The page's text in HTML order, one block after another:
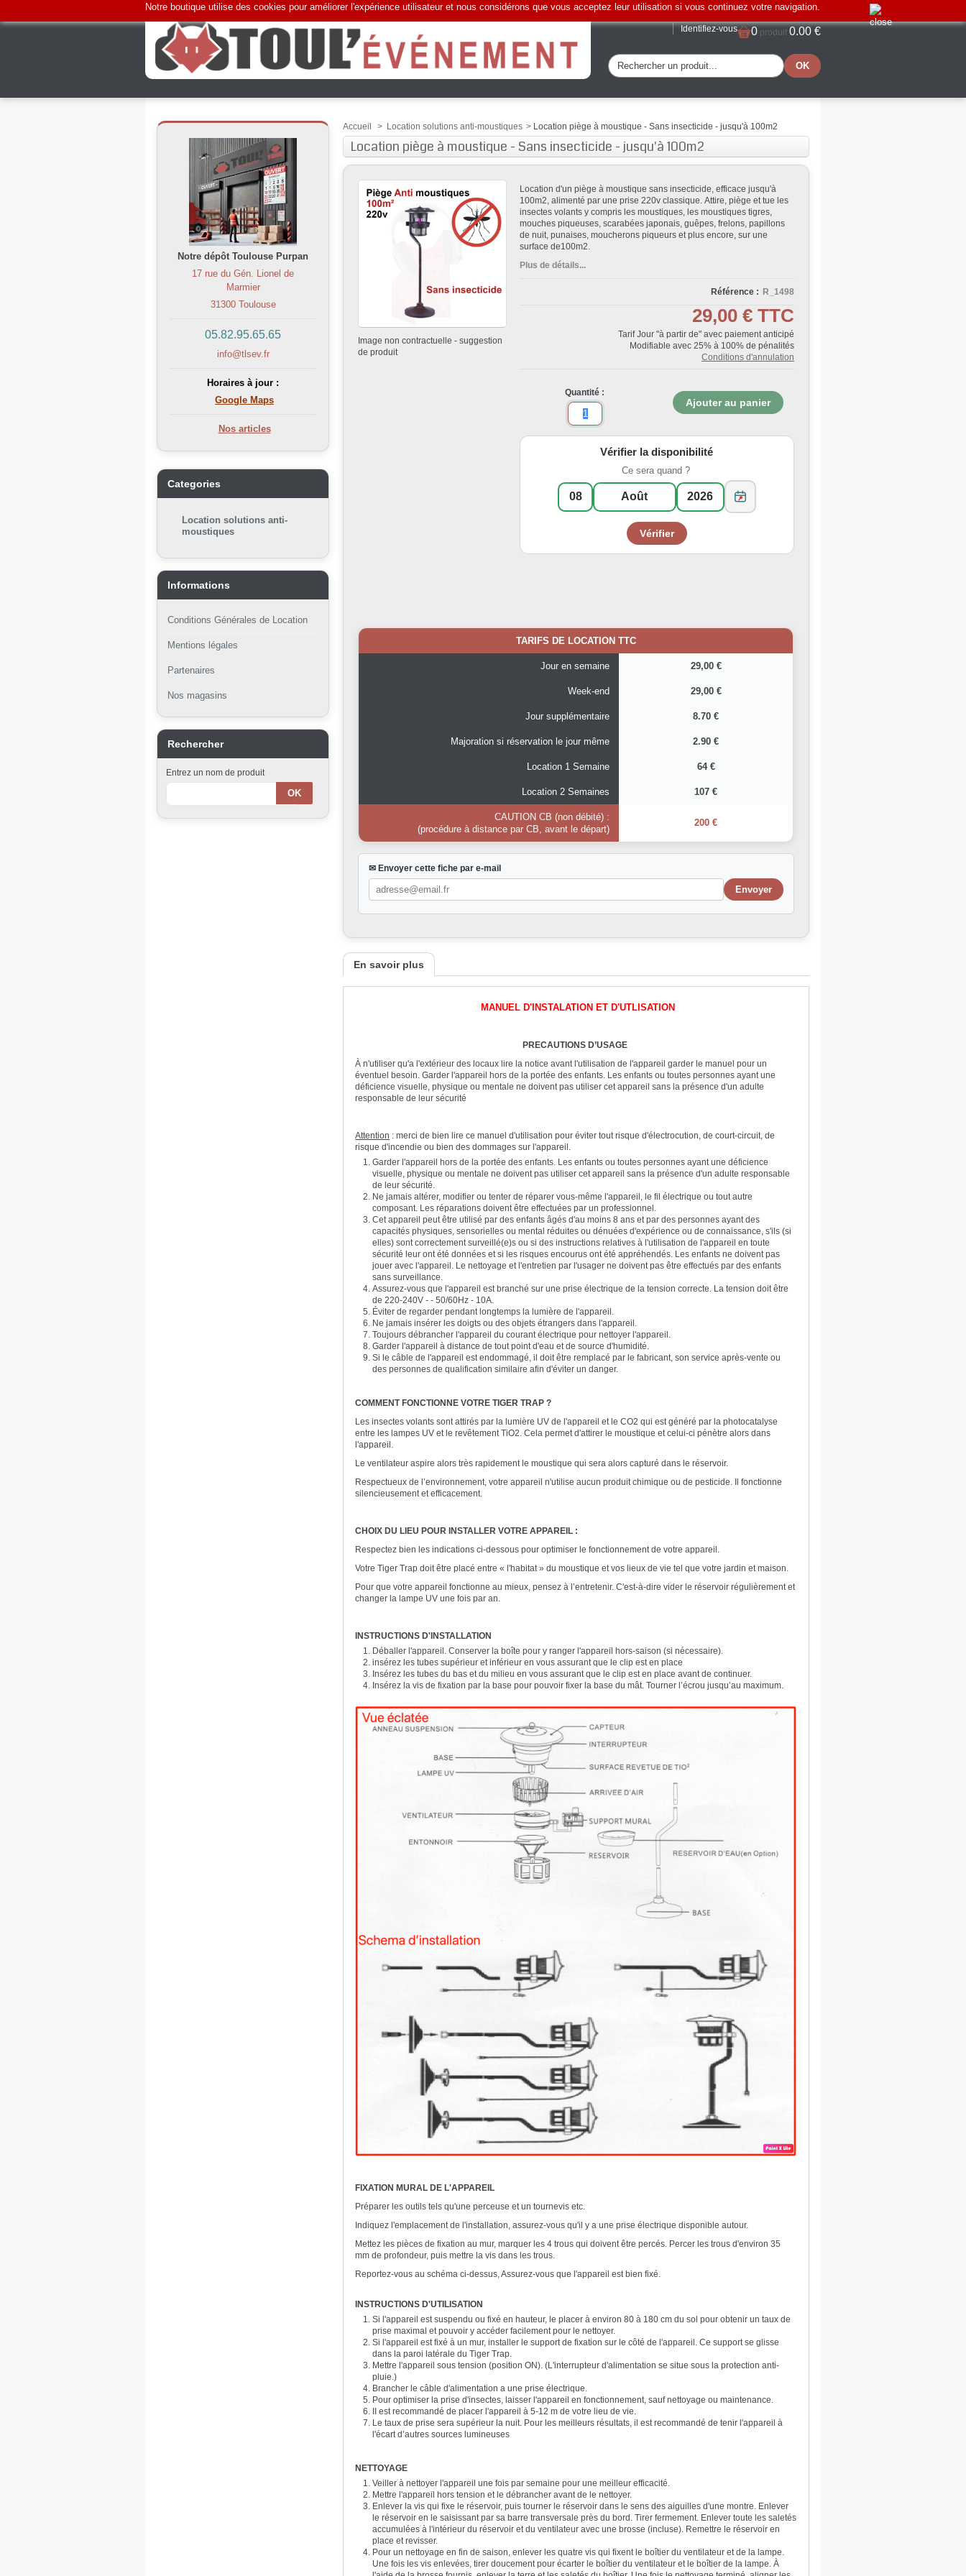
Identifiez-vous 0 produit 0.00 €
Notre boutique utilise des cookies pour améliorer l'expérience utilisateur et nous considérons que vous acceptez leur utilisation si vous continuez votre navigation.
Notre dépôt Toulouse Purpan
17 rue du Gén. Lionel de
Marmier
31300 Toulouse
05.82.95.65.65
info@tlsev.fr
Horaires à jour :
Google Maps
Nos articles
Categories
Location solutions anti-
moustiques
Informations
Conditions Générales de Location
Mentions légales
Partenaires
Nos magasins
Rechercher
Entrez un nom de produit
Accueil > Location solutions anti-moustiques > Location piège à moustique - Sans insecticide - jusqu'à 100m2
Location piège à moustique - Sans insecticide - jusqu'à 100m2
Image non contractuelle - suggestion
de produit
Location d'un piège à moustique sans insecticide, efficace jusqu'à
100m2, alimenté par une prise 220v classique. Attire, piège et tue les
insectes volants y compris les moustiques, les moustiques tigres,
mouches piqueuses, scarabées japonais, guêpes, frelons, papillons
de nuit, punaises, moucherons piqueurs et plus encore, sur une
surface de100m2.
Plus de détails...
Référence : R_1498
29,00 € TTC
Tarif Jour "à partir de" avec paiement anticipé
Modifiable avec 25% à 100% de pénalités
Conditions d'annulation
Quantité :
Vérifier la disponibilité
Ce sera quand ?
TARIFS DE LOCATION TTC
Jour en semaine 29,00 €
Week-end 29,00 €
Jour supplémentaire 8.70 €
Majoration si réservation le jour même 2.90 €
Location 1 Semaine 64 €
Location 2 Semaines 107 €
CAUTION CB (non débité) :
(procédure à distance par CB, avant le départ)
200 €
✉ Envoyer cette fiche par e-mail
En savoir plus
MANUEL D'INSTALATION ET D'UTLISATION
PRECAUTIONS D’USAGE
À n'utiliser qu'a l'extérieur des locaux lire la notice avant l'utilisation de l'appareil garder le manuel pour un
éventuel besoin. Garder l'appareil hors de la portée des enfants. Les enfants ou toutes personnes ayant une
déficience visuelle, physique ou mentale ne doivent pas utiliser cet appareil sans la présence d'un adulte
responsable de leur sécurité
Attention : merci de bien lire ce manuel d'utilisation pour éviter tout risque d'électrocution, de court-circuit, de
risque d'incendie ou bien des dommages sur l'appareil.
Garder l'appareil hors de la portée des enfants. Les enfants ou toutes personnes ayant une déficience
visuelle, physique ou mentale ne doivent pas utiliser cet appareil sans la présence d'un adulte responsable
de leur sécurité.
Ne jamais altérer, modifier ou tenter de réparer vous-même l'appareil, le fil électrique ou tout autre
composant. Les réparations doivent être effectuées par un professionnel.
Cet appareil peut être utilisé par des enfants âgés d'au moins 8 ans et par des personnes ayant des
capacités physiques, sensorielles ou mental réduites ou dénuées d'expérience ou de connaissance, s'ils (si
elles) sont correctement surveillé(e)s ou si des instructions relatives à l'utilisation de l'appareil en toute
sécurité leur ont été données et si les risques encourus ont été appréhendés. Les enfants ne doivent pas
jouer avec l'appareil. Le nettoyage et l'entretien par l'usager ne doivent pas être effectués par des enfants
sans surveillance.
Assurez-vous que l'appareil est branché sur une prise électrique de la tension correcte. La tension doit être
de 220-240V - - 50/60Hz - 10A.
Éviter de regarder pendant longtemps la lumière de l'appareil.
Ne jamais insérer les doigts ou des objets étrangers dans l'appareil.
Toujours débrancher l'appareil du courant électrique pour nettoyer l'appareil.
Garder l'appareil à distance de tout point d'eau et de source d'humidité.
Si le câble de l'appareil est endommagé, il doit être remplacé par le fabricant, son service après-vente ou
des personnes de qualification similaire afin d'éviter un danger.
COMMENT FONCTIONNE VOTRE TIGER TRAP ?
Les insectes volants sont attirés par la lumière UV de l'appareil et le CO2 qui est généré par la photocatalyse
entre les lampes UV et le revêtement TiO2. Cela permet d'attirer le moustique et celui-ci pénètre alors dans
l'appareil.
Le ventilateur aspire alors très rapidement le moustique qui sera alors capturé dans le réservoir.
Respectueux de l’environnement, votre appareil n'utilise aucun produit chimique ou de pesticide. Il fonctionne
silencieusement et efficacement.
CHOIX DU LIEU POUR INSTALLER VOTRE APPAREIL :
Respectez bien les indications ci-dessous pour optimiser le fonctionnement de votre appareil.
Votre Tiger Trap doit être placé entre « l'habitat » du moustique et vos lieux de vie tel que votre jardin et maison.
Pour que votre appareil fonctionne au mieux, pensez à l’entretenir. C'est-à-dire vider le réservoir régulièrement et
changer la lampe UV une fois par an.
INSTRUCTIONS D'INSTALLATION
Déballer l'appareil. Conserver la boîte pour y ranger l'appareil hors-saison (si nécessaire).
insérez les tubes supérieur et inférieur en vous assurant que le clip est en place
Insérez les tubes du bas et du milieu en vous assurant que le clip est en place avant de continuer.
Insérez la vis de fixation par la base pour pouvoir fixer la base du mât. Tourner l’écrou jusqu’au maximum.
FIXATION MURAL DE L'APPAREIL
Préparer les outils tels qu'une perceuse et un tournevis etc.
Indiquez l'emplacement de l'installation, assurez-vous qu'il y a une prise électrique disponible autour.
Mettez les pièces de fixation au mur, marquer les 4 trous qui doivent être percés. Percer les trous d'environ 35
mm de profondeur, puis mettre la vis dans les trous.
Reportez-vous au schéma ci-dessus, Assurez-vous que l'appareil est bien fixé.
INSTRUCTIONS D'UTILISATION
Si l'appareil est suspendu ou fixé en hauteur, le placer à environ 80 à 180 cm du sol pour obtenir un taux de
prise maximal et pouvoir y accéder facilement pour le nettoyer.
Si l'appareil est fixé à un mur, installer le support de fixation sur le côté de l'appareil. Ce support se glisse
dans la paroi latérale du Tiger Trap.
Mettre l'appareil sous tension (position ON). (L'interrupteur d'alimentation se situe sous la protection anti-
pluie.)
Brancher le câble d'alimentation a une prise électrique.
Pour optimiser la prise d'insectes, laisser l'appareil en fonctionnement, sauf nettoyage ou maintenance.
II est recommandé de placer l'appareil à 5-12 m de votre lieu de vie.
Le taux de prise sera supérieur la nuit. Pour les meilleurs résultats, il est recommandé de tenir l'appareil à
l'écart d’autres sources lumineuses
NETTOYAGE
Veiller à nettoyer l'appareil une fois par semaine pour une meilleur efficacité.
Mettre l'appareil hors tension et le débrancher avant de le nettoyer.
Enlever la vis qui fixe le réservoir, puis tourner le réservoir dans le sens des aiguilles d'une montre. Enlever
le réservoir en le saisissant par sa barre transversale près du bord. Tirer fermement. Enlever toute les saletés
accumulées à l'intérieur du réservoir et du ventilateur avec une brosse (incluse). Remettre le réservoir en
place et revisser.
Pour un nettoyage en fin de saison, enlever les quatre vis qui fixent le boîtier du ventilateur et de la lampe.
Une fois les vis enlevées, tirer doucement pour écarter le boîtier du ventilateur et le boîtier de la lampe. À